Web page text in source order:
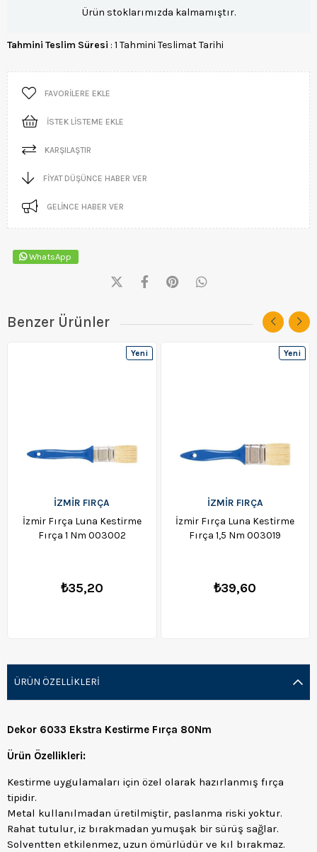
Ürün stoklarımızda kalmamıştır.
Tahmini Teslim Süresi : 1 Tahmini Teslimat Tarihi
FAVORILERE EKLE
İSTEK LISTEME EKLE
KARŞILAŞTIR
FIYAT DÜŞÜNCE HABER VER
GELINCE HABER VER
WhatsApp
Benzer Ürünler
İZMİR FIRÇA
İzmir Fırça Luna Kestirme
Fırça 1 Nm 003002
₺35,20
Yeni
İZMİR FIRÇA
İzmir Fırça Luna Kestirme
Fırça 1,5 Nm 003019
₺39,60
Yeni
ÜRÜN ÖZELLIKLERI
Dekor 6033 Ekstra Kestirme Fırça 80Nm
Ürün Özellikleri:
Kestirme uygulamaları için özel olarak hazırlanmış fırça
tipidir.
Metal kullanılmadan üretilmiştir, paslanma riski yoktur.
Rahat tutulur, iz bırakmadan yumuşak bir sürüş sağlar.
Solventten etkilenmez, uzun ömürlüdür ve kıl bırakmaz.